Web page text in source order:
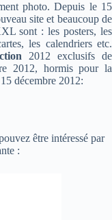
photo. Depuis le 15
site et beaucoup de
sont : les posters, les
les calendriers etc.
2012 exclusifs de
2012, hormis pour la
décembre 2012:
être intéressé par
: